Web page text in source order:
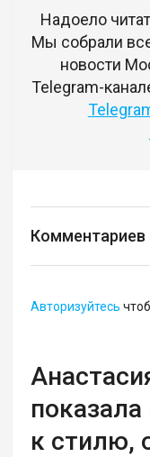
Надоело
Мы собрали
новости
Telegram-
Комментариев
Авторизуйтесь
к стилю,